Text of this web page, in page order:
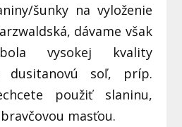
šunky na vyloženie
dávame však
vysokej kvality
dusitanovú soľ, príp.
použiť slaninu,
masťou.